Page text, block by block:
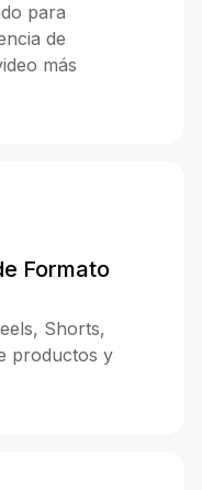
para
de
más
Formato
Shorts,
productos y